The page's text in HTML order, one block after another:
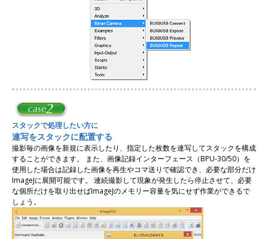
スタックで処理したい方に
連写をスタックに配置する
撮影毎の画像を新規に表示したり、指定した枚数を連写してスタックを構成
することができます。 また、画像記録インターフェース（BPU-30/50）を
使用した場合は記録した画像を再生やコマ送りで確認でき、必要な部分だけ
ImageJに展開可能です。 連続撮影して現象が発生したら停止させて、必要
な個所だけを取り出せばImageJのメモリー容量を気にせず作業ができるで
しょう。